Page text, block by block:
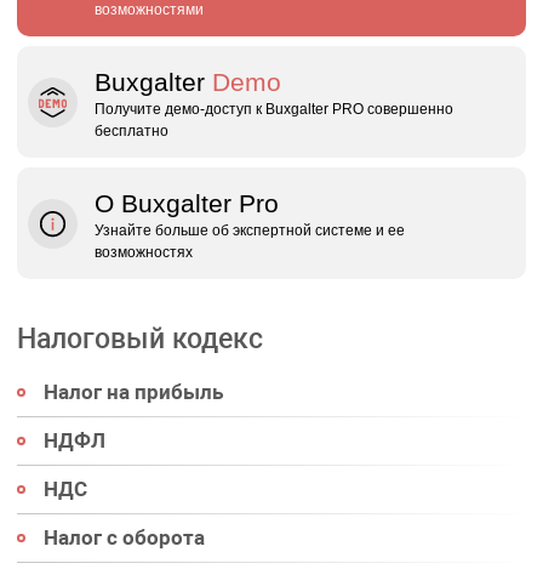
возможностями
Buxgalter Demo
Получите демо‑доступ к Buxgalter PRO совершенно
бесплатно
О Buxgalter Pro
Узнайте больше об экспертной системе и ее
возможностях
Налоговый кодекс
Налог на прибыль
НДФЛ
НДС
Налог с оборота